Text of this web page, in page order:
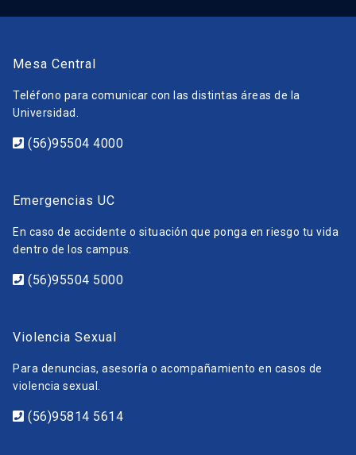
Mesa Central
Teléfono para comunicar con las distintas áreas de la
Universidad.
(56)95504 4000
Emergencias UC
En caso de accidente o situación que ponga en riesgo tu vida
dentro de los campus.
(56)95504 5000
Violencia Sexual
Para denuncias, asesoría o acompañamiento en casos de
violencia sexual.
(56)95814 5614